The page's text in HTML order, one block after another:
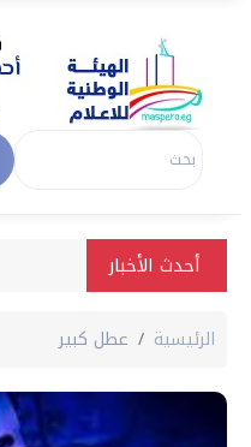
أحدث الأخبار
الرئيسية عطل كبير